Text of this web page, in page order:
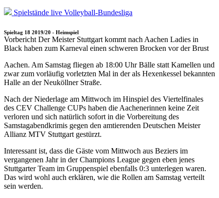
Spielstände live Volleyball-Bundesliga
Spieltag 18 2019/20 - Heimspiel
VorberichtDer Meister Stuttgart kommt nach Aachen Ladies in
Black haben zum Karneval einen schweren Brocken vor der Brust
Aachen. Am Samstag fliegen ab 18:00 Uhr Bälle statt Kamellen und
zwar zum vorläufig vorletzten Mal in der als Hexenkessel bekannten
Halle an der Neuköllner Straße.
Nach der Niederlage am Mittwoch im Hinspiel des Viertelfinales
des CEV Challenge CUPs haben die Aachenerinnen keine Zeit
verloren und sich natürlich sofort in die Vorbereitung des
Samstagabendkrimis gegen den amtierenden Deutschen Meister
Allianz MTV Stuttgart gestürzt.
Interessant ist, dass die Gäste vom Mittwoch aus Beziers im
vergangenen Jahr in der Champions League gegen eben jenes
Stuttgarter Team im Gruppenspiel ebenfalls 0:3 unterlegen waren.
Das wird wohl auch erklären, wie die Rollen am Samstag verteilt
sein werden.